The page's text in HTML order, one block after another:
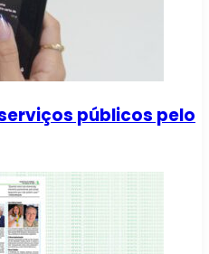
públicos pelo